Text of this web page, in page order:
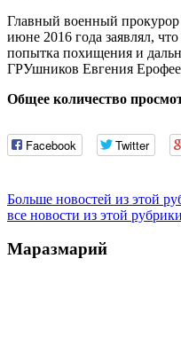
Главный военный
июне 2016 года заявлял,
попытка похищения и
ГРУшников Евгения
Общее количество
Facebook Twitter
Больше новостей из этой
все новости из этой рубрики
Маразмарий